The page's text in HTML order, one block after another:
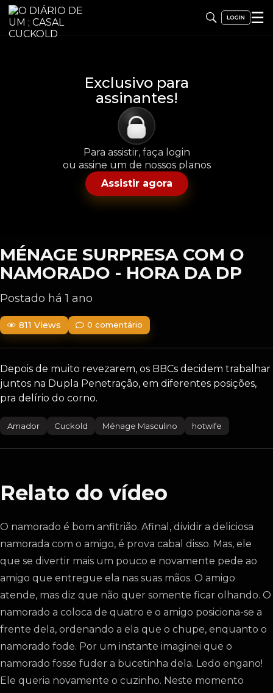
☰
Exclusivo para
assinantes!
Para assistir, faça login
ou assine um de nossos planos
Assistir agora
MÉNAGE SURPRESA COM O
NAMORADO - HORA DA DP
Postado há 1 ano
811 Views 0 comentário
Depois de muito revezarem, os BBCs decidem trabalhar
juntos na Dupla Penetração, em diferentes posições,
pra delírio do corno.
Amador Cuckold Ménage Masculino hotwife
Relato do vídeo
O namorado é bom anfitrião. Afinal, dividir a deliciosa
namorada com o amigo, é prova cabal disso. Mas, ele
que se divertir mais um pouco e novamente pede ao
amigo que entregue ela nas suas mãos. O amigo
atende, mas diz que não quer somente ficar olhando. O
namorado a coloca de quatro e o amigo posiciona-se a
frente dela, ordenando a ela que o chupe, enquanto o
namorado fode. Por um instante imaginei que o
namorado fosse fuder a bucetinha dela. Ledo engano!
Ele queria novamente o cuzinho. Neste momento